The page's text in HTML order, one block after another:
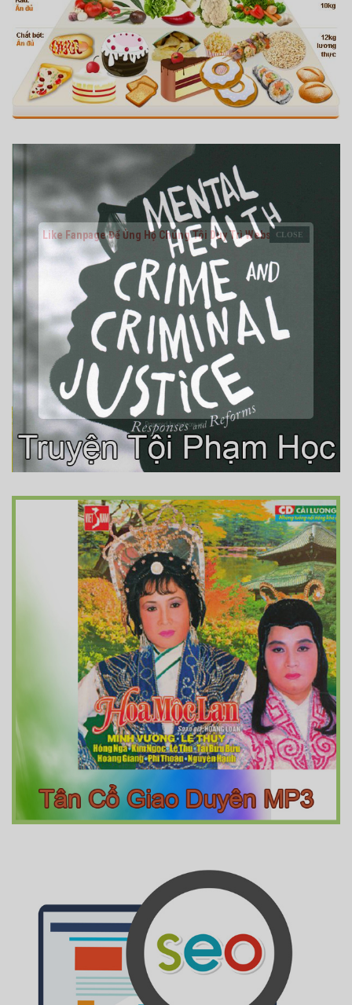
Like Fanpage Để Ủng Hộ Chúng Tôi Duy Trì Website
Powered bynetcore.vn